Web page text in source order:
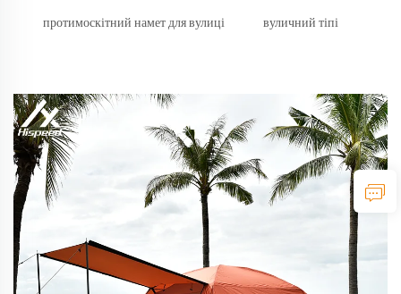
протимоскітний намет для вулиці вуличний тіпі